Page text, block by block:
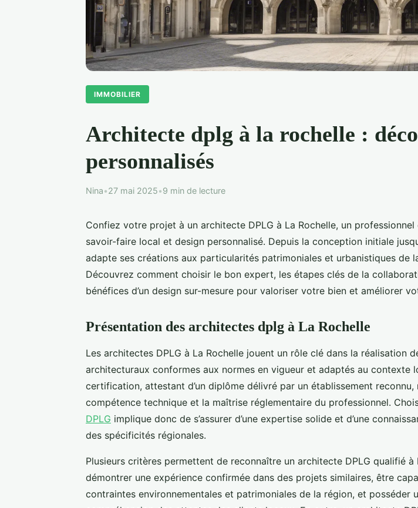
IMMOBILIER
Architecte dplg à la rochelle :
personnalisés
Nina•27 mai 2025•9 min de lecture
Confiez votre projet à un architecte DPLG à La Rochelle, un
savoir-faire local et design personnalisé. Depuis la conception initiale
adapte ses créations aux particularités patrimoniales et urbanistiques de
Découvrez comment choisir le bon expert, les étapes clés de la
bénéfices d’un design sur-mesure pour valoriser votre bien et améliorer
Présentation des architectes dplg à La Rochelle
Les architectes DPLG à La Rochelle jouent un rôle clé dans la réalisation
architecturaux conformes aux normes en vigueur et adaptés au contexte
certification, attestant d’un diplôme délivré par un établissement reconnu,
compétence technique et la maîtrise réglementaire du professionnel.
DPLG implique donc de s’assurer d’une expertise solide et d’une
des spécificités régionales.
Plusieurs critères permettent de reconnaître un architecte DPLG qualifié à
démontrer une expérience confirmée dans des projets similaires, être
contraintes environnementales et patrimoniales de la région, et posséder